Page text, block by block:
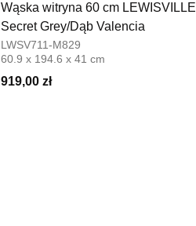
Wąska witryna 60 cm LEWISVILLE
Secret Grey/Dąb Valencia
LWSV711-M829
60.9 x 194.6 x 41 cm
919,00 zł